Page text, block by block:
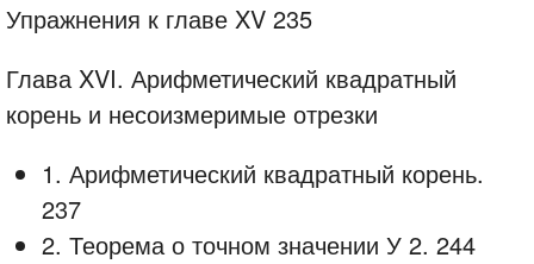
Упражнения к главе XV 235
Глава XVI. Арифметический квадратный
корень и несоизмеримые отрезки
1. Арифметический квадратный корень.
237
2. Теорема о точном значении У 2. 244